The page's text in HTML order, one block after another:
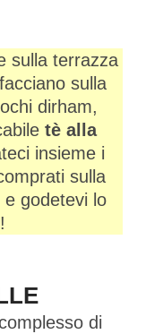
sulla terrazza
sulla
dirham,
tè alla
insieme i
sulla
godetevi lo
di